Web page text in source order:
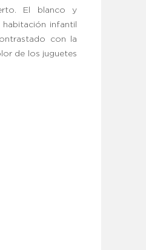
El blanco y
infantil
con la
de los juguetes